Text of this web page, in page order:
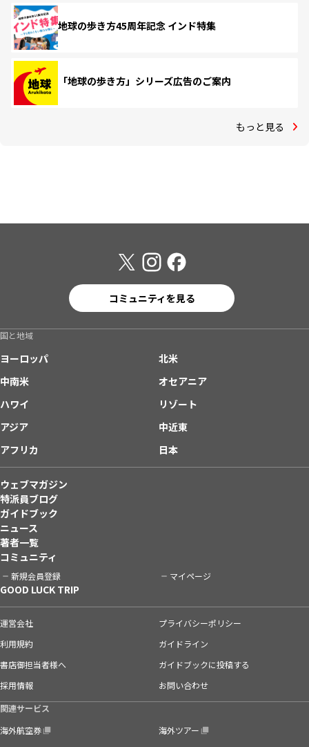
地球の歩き方45周年記念 インド特集
「地球の歩き方」シリーズ広告のご案内
もっと見る
コミュニティを見る
国と地域
ヨーロッパ
北米
中南米
オセアニア
ハワイ
リゾート
アジア
中近東
アフリカ
日本
ウェブマガジン
特派員ブログ
ガイドブック
ニュース
著者一覧
コミュニティ
新規会員登録 マイページ
GOOD LUCK TRIP
運営会社
プライバシーポリシー
利用規約
ガイドライン
書店御担当者様へ
ガイドブックに投稿する
採用情報
お問い合わせ
関連サービス
海外航空券
海外ツアー